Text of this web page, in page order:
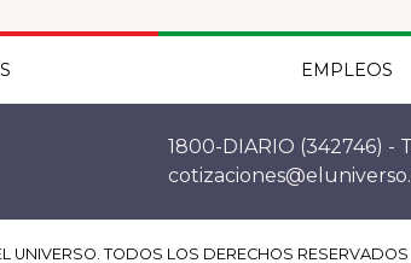
EMPLEOS
1800-DIARIO (342746) -
UNIVERSO. TODOS LOS DERECHOS RESERVADOS